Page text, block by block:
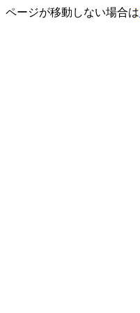
ページが移動しない場合は